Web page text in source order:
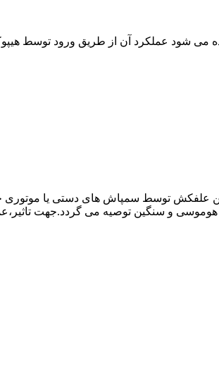
می شود عملکرد آن از طریق ورود توسط
توسط سمپاش های دستی یا موتوری
هوموسی و سنگین توصیه می گردد.جهت